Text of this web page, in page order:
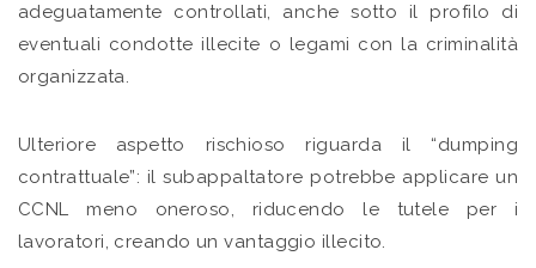
adeguatamente controllati, anche sotto il profilo di
eventuali condotte illecite o legami con la criminalità
organizzata.
Ulteriore aspetto rischioso riguarda il “dumping
contrattuale”: il subappaltatore potrebbe applicare un
CCNL meno oneroso, riducendo le tutele per i
lavoratori, creando un vantaggio illecito.